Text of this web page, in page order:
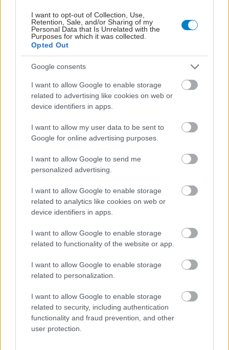
I want to opt-out of Collection, Use,
Retention, Sale, and/or Sharing of my
Personal Data that Is Unrelated with the
Purposes for which it was collected.
Opted Out
Google consents
I want to allow Google to enable storage
related to advertising like cookies on web or
device identifiers in apps.
I want to allow my user data to be sent to
Google for online advertising purposes.
I want to allow Google to send me
personalized advertising.
I want to allow Google to enable storage
related to analytics like cookies on web or
device identifiers in apps.
I want to allow Google to enable storage
related to functionality of the website or app.
I want to allow Google to enable storage
related to personalization.
I want to allow Google to enable storage
related to security, including authentication
functionality and fraud prevention, and other
user protection.
Τετάρτη, 20 Νοεμβρίου 2024, 19:45
Προβιοτικό χορηγεί ανοσοθεραπεία για τη
συρρίκνωση όγκων στο έντερο ποντικών
Οι ερευνητές δημιούργησαν ζυμομύκητα ώστε να δρα ως
ελέγχου (ΑΣΕ) του ανοσοποιητικού συστήματος.